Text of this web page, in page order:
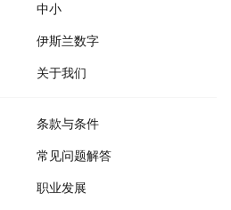
中小
伊斯兰数字
关于我们
条款与条件
常见问题解答
职业发展